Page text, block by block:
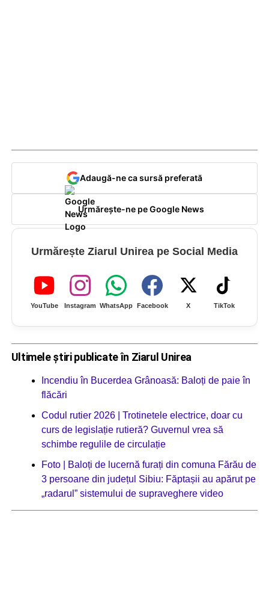
Adaugă-ne ca sursă preferată
Urmărește-ne pe Google News
Urmărește Ziarul Unirea pe Social Media
YouTube Instagram WhatsApp Facebook X TikTok
Ultimele știri publicate în Ziarul Unirea
Incendiu în Bucerdea Grânoasă: Baloți de paie în
flăcări
Codul rutier 2026 | Trotinetele electrice, doar cu
curs de legislație rutieră? Guvernul vrea să
schimbe regulile de circulație
Foto | Baloți de lucernă furați din comuna Fărău de
3 persoane din județul Sibiu: Făptașii au apărut pe
„radarul” sistemului de supraveghere video